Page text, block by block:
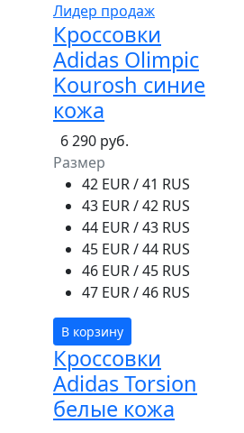
Лидер продаж
Кроссовки
Adidas Olimpic
Kourosh синие
кожа
6 290 руб.
Размер
42 EUR / 41 RUS
43 EUR / 42 RUS
44 EUR / 43 RUS
45 EUR / 44 RUS
46 EUR / 45 RUS
47 EUR / 46 RUS
В корзину
Кроссовки
Adidas Torsion
белые кожа